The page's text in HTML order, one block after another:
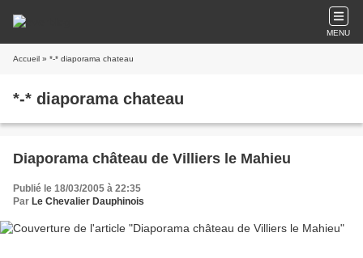
MENU
Accueil » *-* diaporama chateau
*-* diaporama chateau
Diaporama château de Villiers le Mahieu
Publié le 18/03/2005 à 22:35
Par Le Chevalier Dauphinois